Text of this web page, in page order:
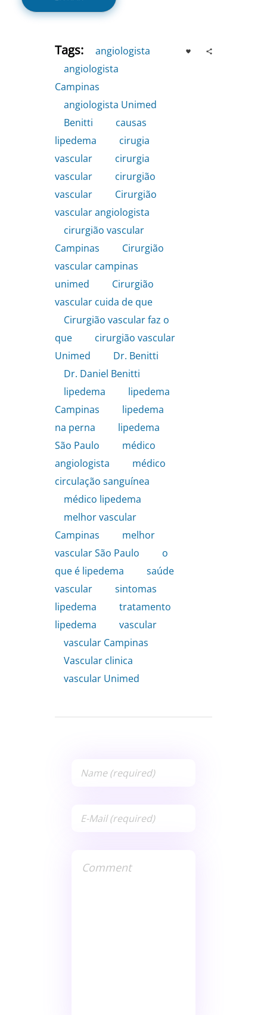
Tags: angiologista
angiologista
Campinas
angiologista Unimed
Benitti
causas
lipedema
cirugia
vascular
cirurgia
vascular
cirurgião
vascular
Cirurgião
vascular angiologista
cirurgião vascular
Campinas
Cirurgião
vascular campinas
unimed
Cirurgião
vascular cuida de que
Cirurgião vascular faz o
que
cirurgião vascular
Unimed
Dr. Benitti
Dr. Daniel Benitti
lipedema
lipedema
Campinas
lipedema
na perna
lipedema
São Paulo
médico
angiologista
médico
circulação sanguínea
médico lipedema
melhor vascular
Campinas
melhor
vascular São Paulo
o
que é lipedema
saúde
vascular
sintomas
lipedema
tratamento
lipedema
vascular
vascular Campinas
Vascular clinica
vascular Unimed